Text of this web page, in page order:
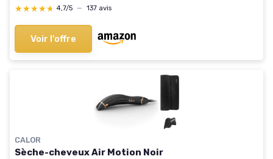
★★★★★
★★★★★ 4,7/5 — 137 avis
Voir l'offre
CALOR
Sèche-cheveux Air Motion Noir